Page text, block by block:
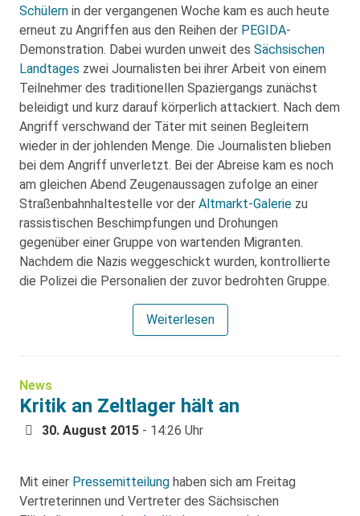
Schülern in der vergangenen Woche kam es auch heute
erneut zu Angriffen aus den Reihen der PEGIDA-
Demonstration. Dabei wurden unweit des Sächsischen
Landtages zwei Journalisten bei ihrer Arbeit von einem
Teilnehmer des traditionellen Spaziergangs zunächst
beleidigt und kurz darauf körperlich attackiert. Nach dem
Angriff verschwand der Täter mit seinen Begleitern
wieder in der johlenden Menge. Die Journalisten blieben
bei dem Angriff unverletzt. Bei der Abreise kam es noch
am gleichen Abend Zeugenaussagen zufolge an einer
Straßenbahnhaltestelle vor der Altmarkt-Galerie zu
rassistischen Beschimpfungen und Drohungen
gegenüber einer Gruppe von wartenden Migranten.
Nachdem die Nazis weggeschickt wurden, kontrollierte
die Polizei die Personalien der zuvor bedrohten Gruppe.
Weiterlesen
News
Kritik an Zeltlager hält an
30. August 2015 - 14:26 Uhr
Mit einer Pressemitteilung haben sich am Freitag
Vertreterinnen und Vertreter des Sächsischen